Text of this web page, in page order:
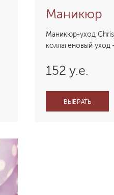
Маникюр
Маникюр-уход
коллагеновый
152 у.е.
ВЫБРАТЬ